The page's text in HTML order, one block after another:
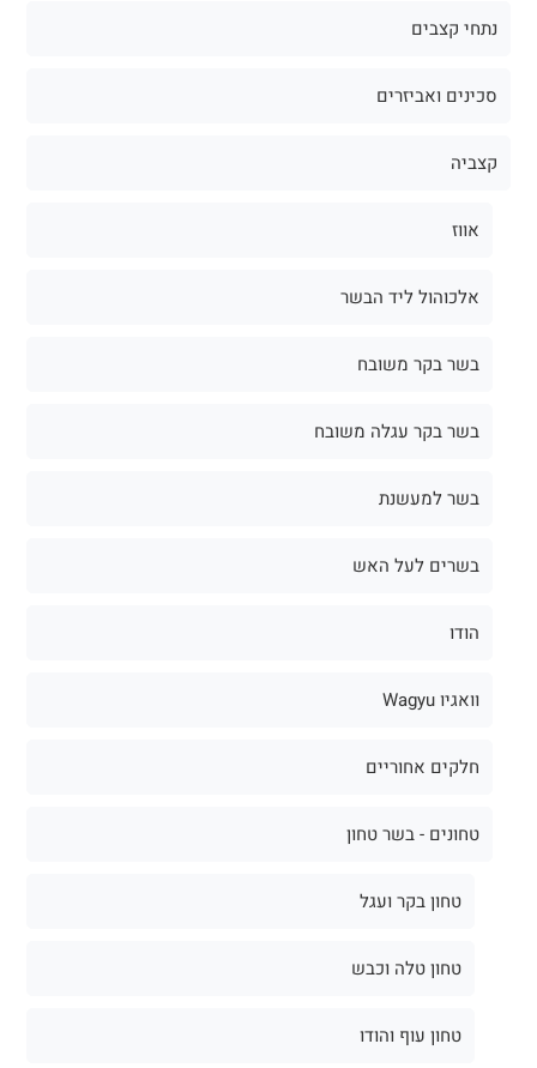
נתחי קצבים
סכינים ואביזרים
קצביה
אווז
אלכוהול ליד הבשר
בשר בקר משובח
בשר בקר עגלה משובח
בשר למעשנת
בשרים לעל האש
הודו
וואגיו Wagyu
חלקים אחוריים
טחונים - בשר טחון
טחון בקר ועגל
טחון טלה וכבש
טחון עוף והודו